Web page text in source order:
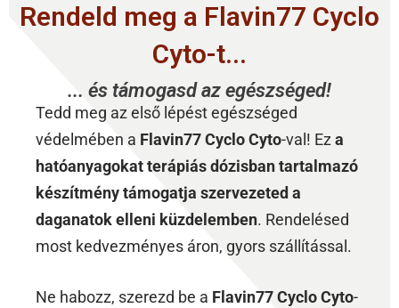
Rendeld meg a Flavin77 Cyclo
Cyto-t...
... és támogasd az egészséged!
Tedd meg az első lépést egészséged
védelmében a Flavin77 Cyclo Cyto-val! Ez a
hatóanyagokat terápiás dózisban tartalmazó
készítmény támogatja szervezeted a
daganatok elleni küzdelemben. Rendelésed
most kedvezményes áron, gyors szállítással.
Ne habozz, szerezd be a Flavin77 Cyclo Cyto-